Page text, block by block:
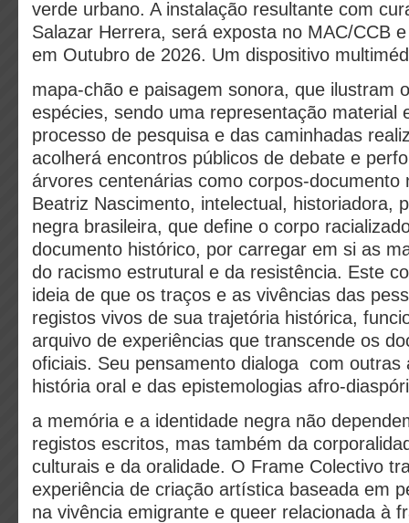
verde urbano. A instalação resultante com
Salazar Herrera, será exposta no MAC/CCB
em Outubro de 2026. Um dispositivo
mapa-chão e paisagem sonora, que ilustram
espécies, sendo uma representação material
processo de pesquisa e das caminhadas
acolherá encontros públicos de debate e
árvores centenárias como corpos-documento
Beatriz Nascimento, intelectual, historiadora,
negra brasileira, que define o corpo
documento histórico, por carregar em si as
do racismo estrutural e da resistência. Este
ideia de que os traços e as vivências das
registos vivos de sua trajetória histórica,
arquivo de experiências que transcende os
oficiais. Seu pensamento dialoga com outras
história oral e das epistemologias afro-
a memória e a identidade negra não
registos escritos, mas também da
culturais e da oralidade. O Frame Colectivo
experiência de criação artística baseada em
na vivência emigrante e queer relacionada à